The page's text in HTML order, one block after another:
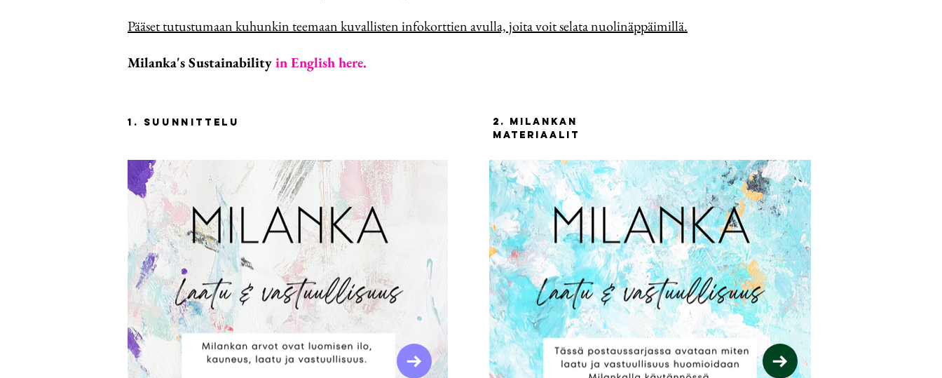
Pääset tutustumaan kuhunkin teemaan kuvallisten infokorttien avulla, joita voit selata nuolinäppäimillä.
Milanka's Sustainabilityin English here.
1. Suunnittelu
2. milankan
materiaalit